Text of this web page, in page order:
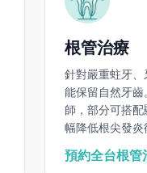
根管治療
針對嚴重蛀牙
能保留自然牙
師，部分可搭
幅降低根尖發炎
預約全台根